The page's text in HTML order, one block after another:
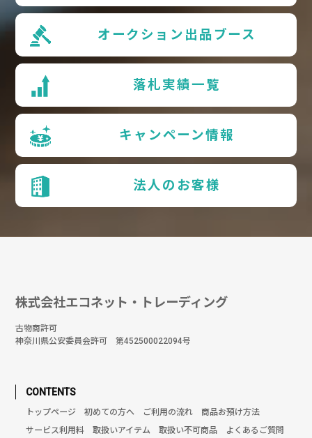
オークション出品ブース
落札実績一覧
キャンペーン情報
法人のお客様
株式会社エコネット・トレーディング
古物商許可
神奈川県公安委員会許可 第452500022094号
CONTENTS
トップページ 初めての方へ ご利用の流れ
商品お預け方法
サービス利用料
取扱いアイテム 取扱い不可商品
よくあるご質問